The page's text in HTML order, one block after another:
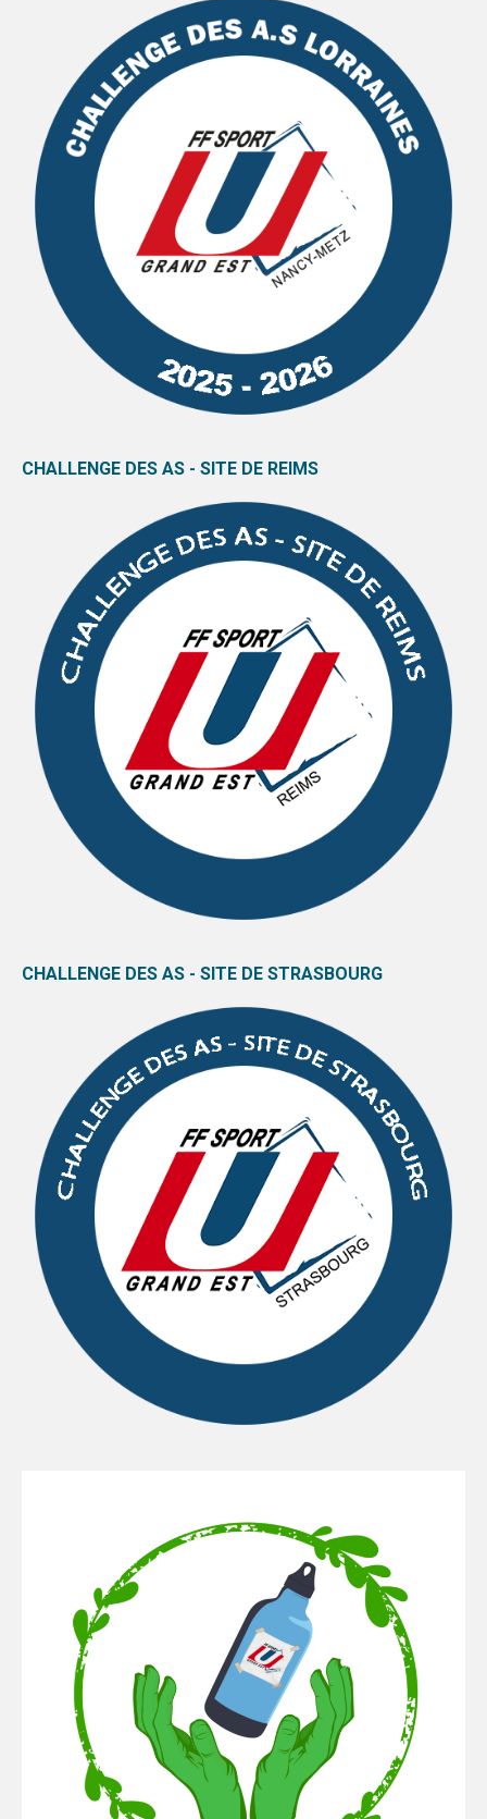
CHALLENGE DES AS - SITE DE REIMS
CHALLENGE DES AS - SITE DE STRASBOURG